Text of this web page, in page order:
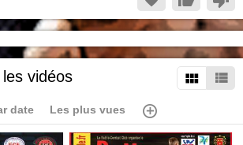
vidéos
date Les plus vues